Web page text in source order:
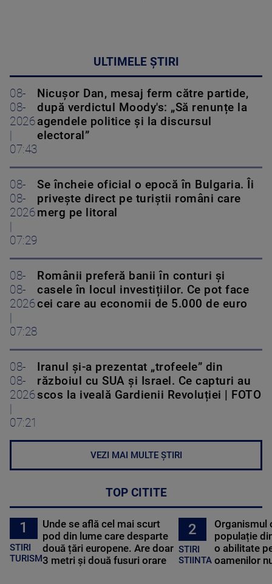
ULTIMELE ȘTIRI
08-
08-
2026
07:43
Nicușor Dan, mesaj ferm către partide,
după verdictul Moody's: „Să renunțe la
agendele politice şi la discursul
electoral”
08-
08-
2026
07:29
Se încheie oficial o epocă în Bulgaria. Îi
privește direct pe turiștii români care
merg pe litoral
08-
08-
2026
07:28
Românii preferă banii în conturi și
casele în locul investițiilor. Ce pot face
cei care au economii de 5.000 de euro
08-
08-
2026
07:21
Iranul și-a prezentat „trofeele” din
războiul cu SUA și Israel. Ce capturi au
scos la iveală Gardienii Revoluției | FOTO
VEZI MAI MULTE ȘTIRI
TOP CITITE
1
STIRI
TURISM
Unde se află cel mai scurt
pod din lume care desparte
două țări europene. Are doar
3 metri și două fusuri orare
2
STIRI
STIINTA
Organismul
populație
o abilitate
oamenilor